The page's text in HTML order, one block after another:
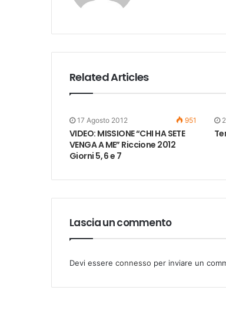
Related Articles
17 Agosto 2012 951
VIDEO: MISSIONE “CHI HA SETE
VENGA A ME” Riccione 2012
Giorni 5, 6 e 7
Lascia un commento
Devi essere connesso per inviare un